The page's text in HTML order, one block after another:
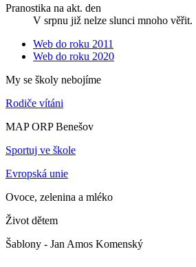
Pranostika na akt. den
V srpnu již nelze slunci mnoho věřit.
Web do roku 2011
Web do roku 2020
My se školy nebojíme
Rodiče vítáni
MAP ORP Benešov
Sportuj ve škole
Evropská unie
Ovoce, zelenina a mléko
Život dětem
Šablony - Jan Amos Komenský